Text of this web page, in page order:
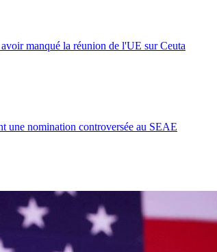
manqué la réunion de l'UE sur Ceuta
une nomination controversée au SEAE